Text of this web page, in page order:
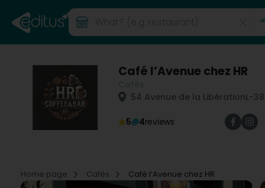
Café l’Avenue chez HR
54 Avenue de la LibérationL-
5 4reviews
Home page Cafés Café l’Avenue chez HR